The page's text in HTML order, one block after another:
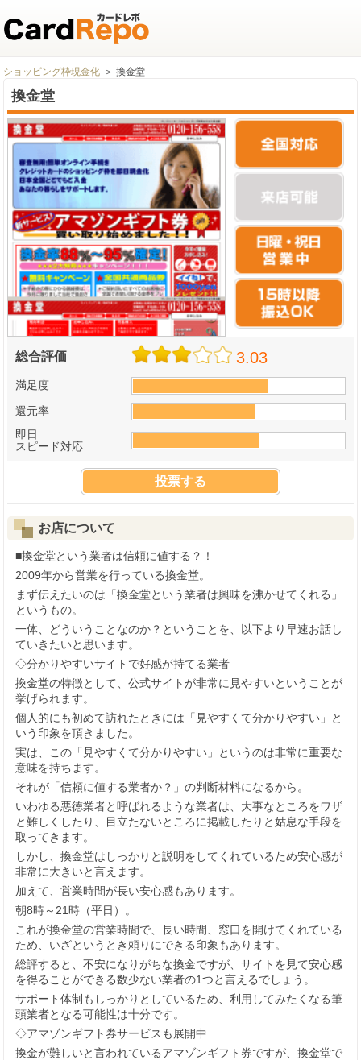
ショッピング枠現金化 換金堂
換金堂
総合評価 3.03
満足度
還元率
即日
スピード対応
投票する
お店について
■換金堂という業者は信頼に値する？！
2009年から営業を行っている換金堂。
まず伝えたいのは「換金堂という業者は興味を沸かせてくれる」
というもの。
一体、どういうことなのか？ということを、以下より早速お話し
ていきたいと思います。
◇分かりやすいサイトで好感が持てる業者
換金堂の特徴として、公式サイトが非常に見やすいということが
挙げられます。
個人的にも初めて訪れたときには「見やすくて分かりやすい」と
いう印象を頂きました。
実は、この「見やすくて分かりやすい」というのは非常に重要な
意味を持ちます。
それが「信頼に値する業者か？」の判断材料になるから。
いわゆる悪徳業者と呼ばれるような業者は、大事なところをワザ
と難しくしたり、目立たないところに掲載したりと姑息な手段を
取ってきます。
しかし、換金堂はしっかりと説明をしてくれているため安心感が
非常に大きいと言えます。
加えて、営業時間が長い安心感もあります。
朝8時～21時（平日）。
これが換金堂の営業時間で、長い時間、窓口を開けてくれている
ため、いざというとき頼りにできる印象もあります。
総評すると、不安になりがちな換金ですが、サイトを見て安心感
を得ることができる数少ない業者の1つと言えるでしょう。
サポート体制もしっかりとしているため、利用してみたくなる筆
頭業者となる可能性は十分です。
◇アマゾンギフト券サービスも展開中
換金が難しいと言われているアマゾンギフト券ですが、換金堂で